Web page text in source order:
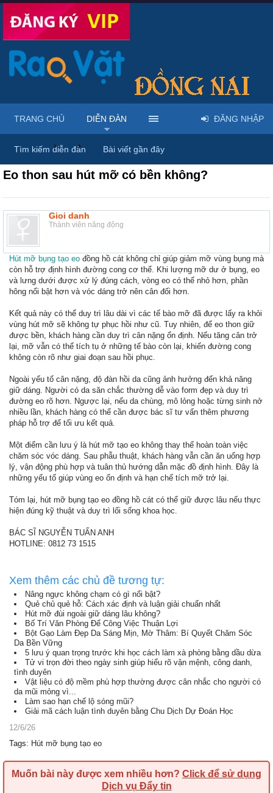
Diễn đàn ... Mỹ phẩm & spa làm đẹp tại Đồng Nai
Eo thon sau hút mỡ có bền không?
Gioi danh
Thành viên năng động
Hút mỡ bụng tạo eo đồng hồ cát không chỉ giúp giảm mỡ vùng bụng mà
còn hỗ trợ định hình đường cong cơ thể. Khi lượng mỡ dư ở bụng, eo
và lưng dưới được xử lý đúng cách, vòng eo có thể nhỏ hơn, phần
hông nổi bật hơn và vóc dáng trở nên cân đối hơn.
Kết quả này có thể duy trì lâu dài vì các tế bào mỡ đã được lấy ra khỏi
vùng hút mỡ sẽ không tự phục hồi như cũ. Tuy nhiên, để eo thon giữ
được bền, khách hàng cần duy trì cân nặng ổn định. Nếu tăng cân trở
lại, mỡ vẫn có thể tích tụ ở những tế bào còn lại, khiến đường cong
không còn rõ như giai đoạn sau hồi phục.
Ngoài yếu tố cân nặng, độ đàn hồi da cũng ảnh hưởng đến khả năng
giữ dáng. Người có da săn chắc thường dễ vào form đẹp và duy trì
đường eo rõ hơn. Ngược lại, nếu da chùng, mô lỏng hoặc từng sinh nở
nhiều lần, khách hàng có thể cần được bác sĩ tư vấn thêm phương
pháp hỗ trợ để tối ưu kết quả.
Một điểm cần lưu ý là hút mỡ tạo eo không thay thế hoàn toàn việc
chăm sóc vóc dáng. Sau phẫu thuật, khách hàng vẫn cần ăn uống hợp
lý, vận động phù hợp và tuân thủ hướng dẫn mặc đồ định hình. Đây là
những yếu tố giúp vùng eo ổn định và hạn chế tích mỡ trở lại.
Tóm lại, hút mỡ bụng tạo eo đồng hồ cát có thể giữ được lâu nếu thực
hiện đúng kỹ thuật và duy trì lối sống khoa học.
BÁC SĨ NGUYỄN TUẤN ANH
HOTLINE: 0812 73 1515
Xem thêm các chủ đề tương tự:
Nâng ngực không chạm có gì nổi bật?
Quẻ chủ quẻ hỗ: Cách xác định và luận giải chuẩn nhất
Hút mỡ đùi ngoài giữ dáng lâu không?
Bố Trí Văn Phòng Để Công Việc Thuận Lợi
Bột Gạo Làm Đẹp Da Sáng Mịn, Mờ Thâm: Bí Quyết Chăm Sóc
Da Bền Vững
5 lưu ý quan trọng trước khi học cách làm xà phòng bằng dầu dừa
Tử vi trọn đời theo ngày sinh giúp hiểu rõ vận mệnh, công danh,
tình duyên
Vật liệu có độ mềm phù hợp thường được cân nhắc cho người có
da mũi mỏng vì...
Làm sao hạn chế lộ sóng mũi?
Giải mã cách luận tình duyên bằng Chu Dịch Dự Đoán Học
12/6/26
Tags: Hút mỡ bụng tạo eo
Muốn bài này được xem nhiều hơn? Click để sử dụng
Dịch vụ Đẩy tin
TRANG CHỦ DIỄN ĐÀN
Tìm kiếm diễn đàn Bài viết gần đây
ĐĂNG NHẬP